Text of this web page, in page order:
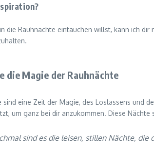
die Rauhnächte eintauchen willst, kann ich dir
die Magie der Rauhnächte
sind eine Zeit der Magie, des Loslassens und
um ganz bei dir anzukommen. Diese
sind es die leisen, stillen Nächte, die